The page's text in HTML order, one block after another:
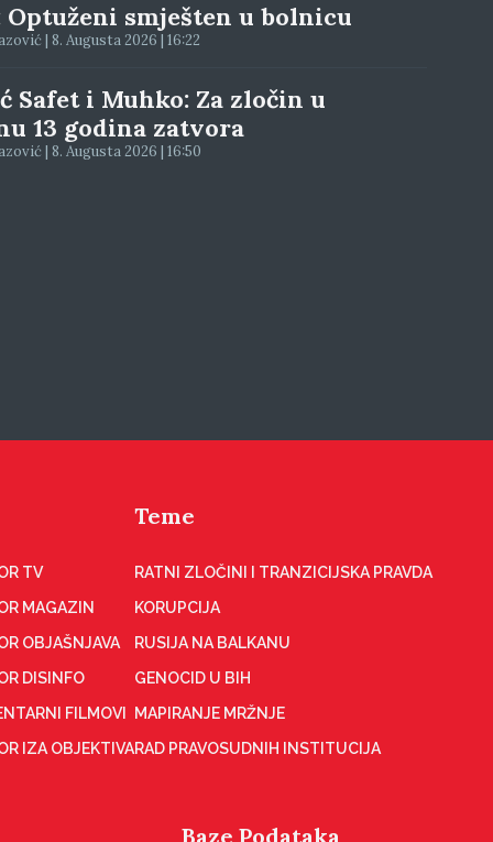
Optuženi smješten u bolnicu
| 8. Augusta 2026 | 16:22
Safet i Muhko: Za zločin u
13 godina zatvora
| 8. Augusta 2026 | 16:50
TV
MAGAZIN
OBJAŠNJAVA
DISINFO
FILMOVI
IZA OBJEKTIVA
Teme
RATNI ZLOČINI I TRANZICIJSKA PRAVDA
KORUPCIJA
RUSIJA NA BALKANU
GENOCID U BIH
MAPIRANJE MRŽNJE
RAD PRAVOSUDNIH INSTITUCIJA
Baze Podataka